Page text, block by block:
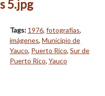
5.jpg
Tags: 1976, fotografías,
imágenes, Municipio de
Yauco, Puerto Rico, Sur de
Puerto Rico, Yauco